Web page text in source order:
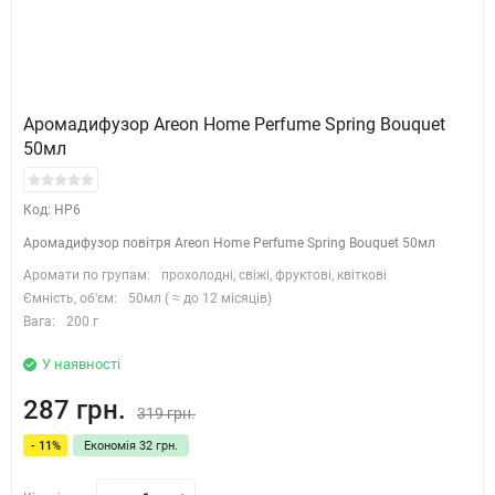
Аромадифузор Areon Home Perfume Spring Bouquet
50мл
Код: HP6
Аромадифузор повітря Areon Home Perfume Spring Bouquet 50мл
Аромати по групам:
прохолодні, свіжі, фруктові, квіткові
Ємність, об'єм:
50мл ( ≈ до 12 місяців)
Вага:
200 г
У наявності
287 грн. 319 грн.
- 11% Економія 32 грн.